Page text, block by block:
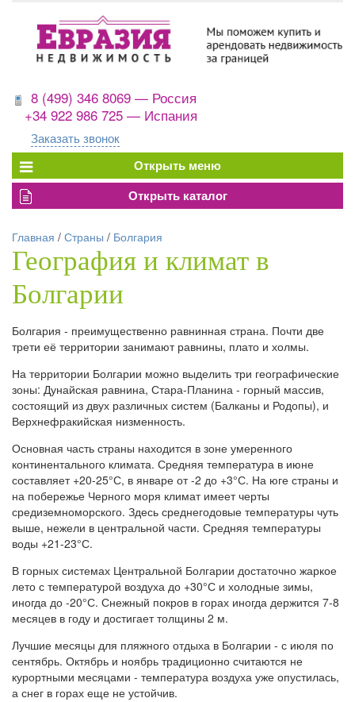
8 (499) 346 8069 — Россия
+34 922 986 725 — Испания
Заказать звонок
Главная / Страны / Болгария
География и климат в
Болгарии
Болгария - преимущественно равнинная страна. Почти две
трети её территории занимают равнины, плато и холмы.
На территории Болгарии можно выделить три географические
зоны: Дунайская равнина, Стара-Планина - горный массив,
состоящий из двух различных систем (Балканы и Родопы), и
Верхнефракийская низменность.
Основная часть страны находится в зоне умеренного
континентального климата. Средняя температура в июне
составляет +20-25°С, в январе от -2 до +3°С. На юге страны и
на побережье Черного моря климат имеет черты
средиземноморского. Здесь среднегодовые температуры чуть
выше, нежели в центральной части. Средняя температуры
воды +21-23°С.
В горных системах Центральной Болгарии достаточно жаркое
лето с температурой воздуха до +30°С и холодные зимы,
иногда до -20°С. Снежный покров в горах иногда держится 7-8
месяцев в году и достигает толщины 2 м.
Лучшие месяцы для пляжного отдыха в Болгарии - с июля по
сентябрь. Октябрь и ноябрь традиционно считаются не
курортными месяцами - температура воздуха уже опустилась,
а снег в горах еще не устойчив.